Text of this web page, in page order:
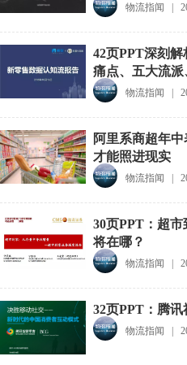
物流指闻 |
42页PPT深刻
痛点、五大流
物流指闻 |
阿里系商超年
才能照进现实
物流指闻 |
30页PPT：超
将在哪？
物流指闻 |
32页PPT：腾
物流指闻 |